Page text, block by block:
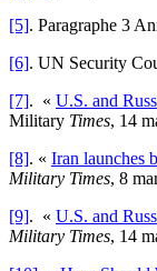
[5]. Paragraphe 3
[6]. UN Security
[7]. « U.S. and
Military Times, 14
[8]. « Iran launches
Military Times, 8
[9]. « U.S. and
Military Times, 14